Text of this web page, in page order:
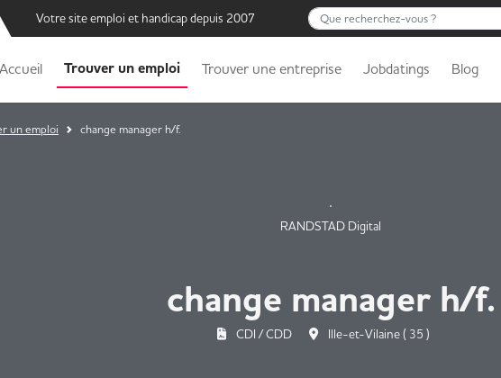
Votre site emploi et handicap depuis 2007 Que recherchez-vous ?
Accueil Trouver un emploi Trouver une entreprise Jobdatings Blog
un emploi change manager h/f.
RANDSTAD Digital
change manager h/f.
CDI / CDD Ille-et-Vilaine ( 35 )